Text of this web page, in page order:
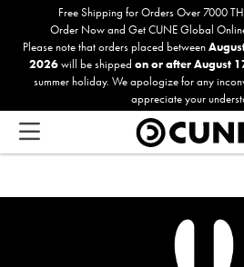
accessibility
Free Shipping for Orders Over 7000
Order Now and Get CUNE Global
Please note that orders placed between
2026will be shipped on or after August
summer holiday. We apologize for any
appreciate your